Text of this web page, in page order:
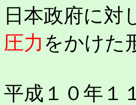
日本政府に対
圧力 をかけた
平成１０年１